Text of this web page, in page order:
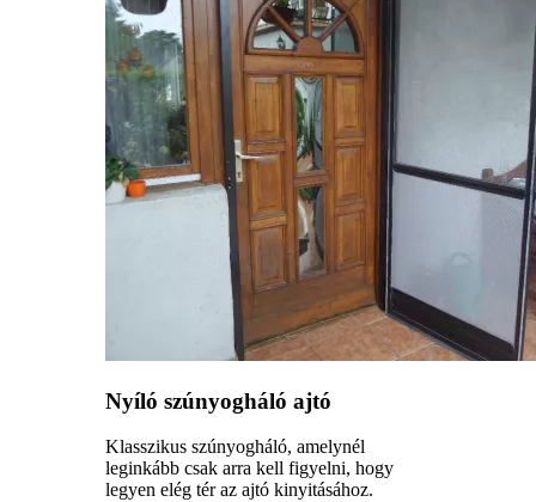
Nyíló szúnyogháló ajtó
Klasszikus szúnyogháló, amelynél
leginkább csak arra kell figyelni, hogy
legyen elég tér az ajtó kinyitásához.